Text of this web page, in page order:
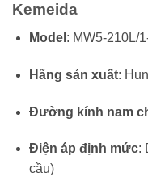
Kemeida
Model : MW5-210L/
Hãng sản xuất:
Đường kính nam
Điện áp định mức:
cầu)